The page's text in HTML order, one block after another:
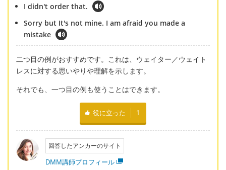
I didn't order that.
Sorry but It's not mine. I am afraid you made a
mistake
二つ目の例がおすすめです。これは、ウェイター／ウェイト
レスに対する思いやりや理解を示します。
それでも、一つ目の例も使うことはできます。
役に立った 1
回答したアンカーのサイト
DMM講師プロフィール